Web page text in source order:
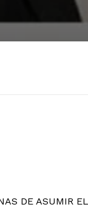
DE ASUMIR